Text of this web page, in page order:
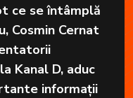
ce se întâmplă
Cosmin Cernat
Kanal D, aduc
informații